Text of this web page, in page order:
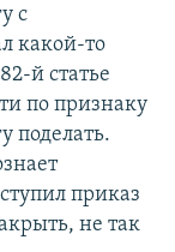
с
какой-то
й статье
по признаку
поделать.
приказ
не так